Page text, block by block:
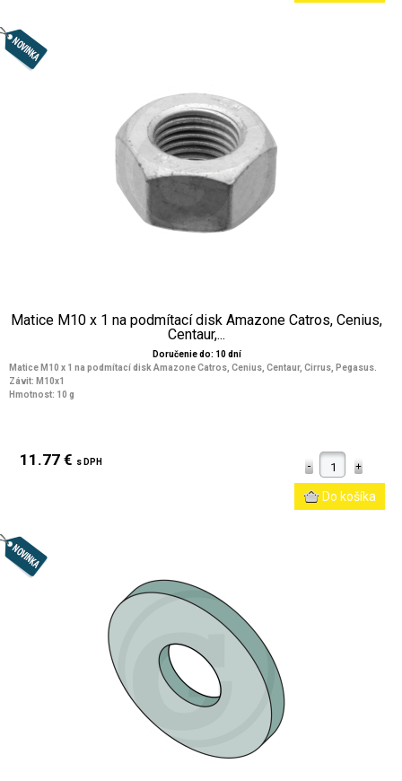
Matice M10 x 1 na podmítací disk Amazone Catros, Cenius,
Centaur,...
Doručenie do: 10 dní
Matice M10 x 1 na podmítací disk Amazone Catros, Cenius, Centaur, Cirrus, Pegasus.
Závit: M10x1
Hmotnost: 10 g
11.77 € s DPH